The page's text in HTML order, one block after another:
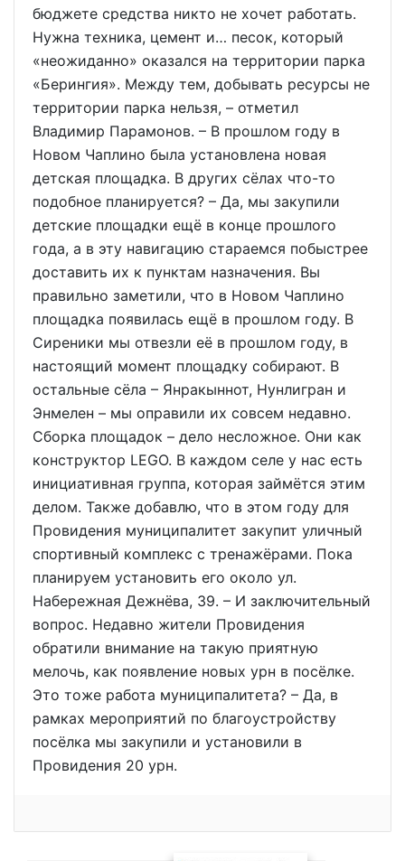
бюджете средства никто не хочет работать.
Нужна техника, цемент и… песок, который
«неожиданно» оказался на территории парка
«Берингия». Между тем, добывать ресурсы не
территории парка нельзя, – отметил
Владимир Парамонов. – В прошлом году в
Новом Чаплино была установлена новая
детская площадка. В других сёлах что-то
подобное планируется? – Да, мы закупили
детские площадки ещё в конце прошлого
года, а в эту навигацию стараемся побыстрее
доставить их к пунктам назначения. Вы
правильно заметили, что в Новом Чаплино
площадка появилась ещё в прошлом году. В
Сиреники мы отвезли её в прошлом году, в
настоящий момент площадку собирают. В
остальные сёла – Янракыннот, Нунлигран и
Энмелен – мы оправили их совсем недавно.
Сборка площадок – дело несложное. Они как
конструктор LEGO. В каждом селе у нас есть
инициативная группа, которая займётся этим
делом. Также добавлю, что в этом году для
Провидения муниципалитет закупит уличный
спортивный комплекс с тренажёрами. Пока
планируем установить его около ул.
Набережная Дежнёва, 39. – И заключительный
вопрос. Недавно жители Провидения
обратили внимание на такую приятную
мелочь, как появление новых урн в посёлке.
Это тоже работа муниципалитета? – Да, в
рамках мероприятий по благоустройству
посёлка мы закупили и установили в
Провидения 20 урн.